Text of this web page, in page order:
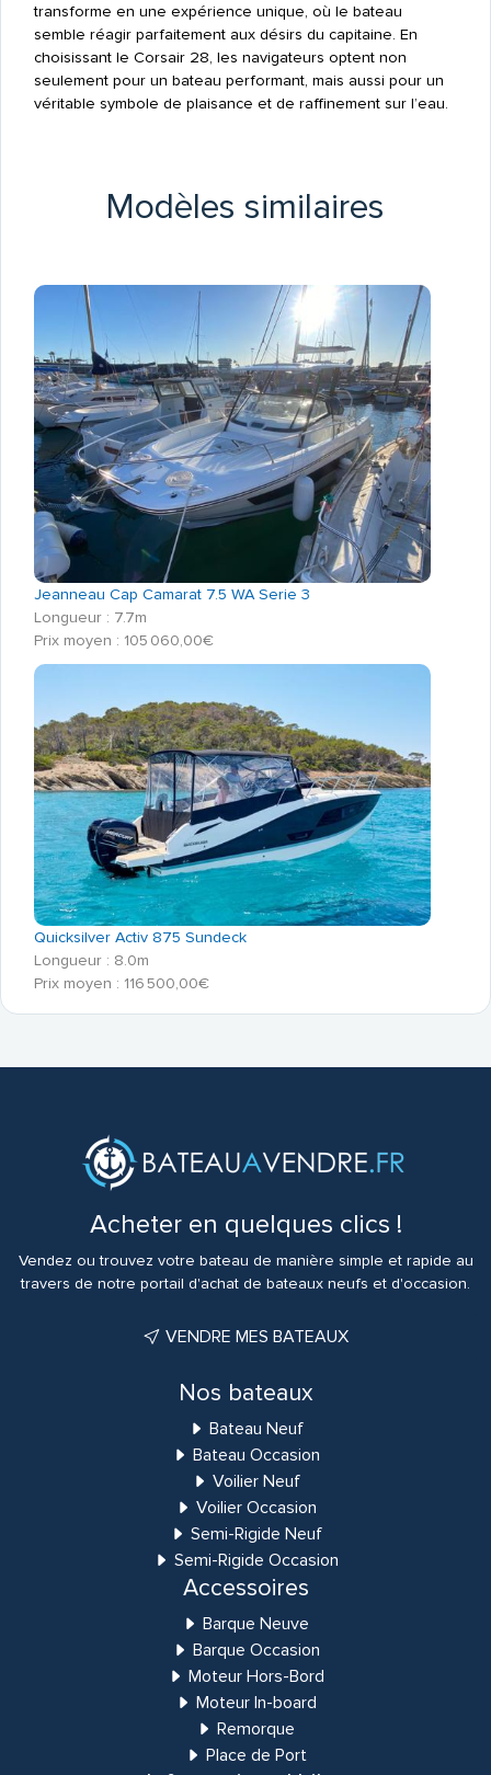
transforme en une expérience unique, où le bateau
semble réagir parfaitement aux désirs du capitaine. En
choisissant le Corsair 28, les navigateurs optent non
seulement pour un bateau performant, mais aussi pour un
véritable symbole de plaisance et de raffinement sur l’eau.
Modèles similaires
Jeanneau Cap Camarat 7.5 WA Serie 3
Longueur : 7.7m
Prix moyen : 105 060,00€
Quicksilver Activ 875 Sundeck
Longueur : 8.0m
Prix moyen : 116 500,00€
Acheter en quelques clics !
Vendez ou trouvez votre bateau de manière simple et rapide au
travers de notre portail d'achat de bateaux neufs et d'occasion.
VENDRE MES BATEAUX
Nos bateaux
Bateau Neuf
Bateau Occasion
Voilier Neuf
Voilier Occasion
Semi-Rigide Neuf
Semi-Rigide Occasion
Accessoires
Barque Neuve
Barque Occasion
Moteur Hors-Bord
Moteur In-board
Remorque
Place de Port